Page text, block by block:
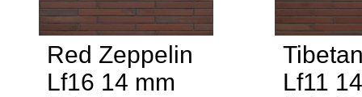
Red Zeppelin
Lf16 14 mm
Lf11